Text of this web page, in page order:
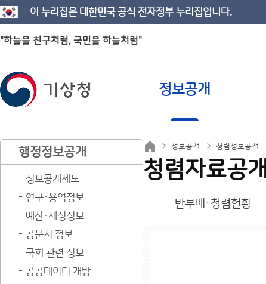
이 누리집은 대한민국 공식 전자정부 누리집입니다.
"하늘을 친구처럼, 국민을 하늘처럼"
정보공개
행정정보공개
정보공개제도
연구·용역정보
예산·재정정보
공문서 정보
국회 관련 정보
공공데이터 개방
정보공개 청렴정보공개
청렴자료공개
반부패·청렴현황